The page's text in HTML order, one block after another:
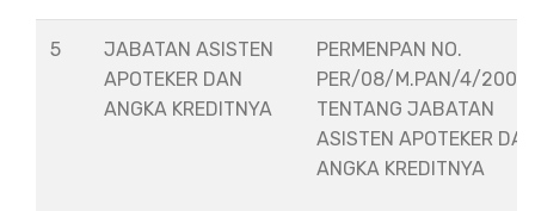
5
JABATAN ASISTEN
APOTEKER DAN
ANGKA KREDITNYA
PERMENPAN NO.
PER/08/M.PAN/4/2008
TENTANG JABATAN
ASISTEN APOTEKER
ANGKA KREDITNYA